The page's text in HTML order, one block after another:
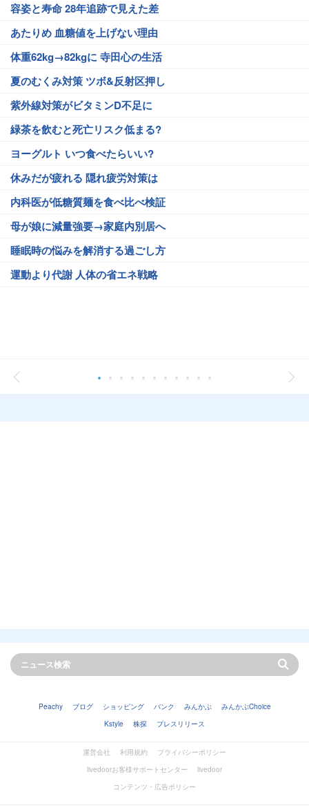
容姿と寿命 28年追跡で見えた差
あたりめ 血糖値を上げない理由
体重62kg→82kgに 寺田心の生活
夏のむくみ対策 ツボ&反射区押し
紫外線対策がビタミンD不足に
緑茶を飲むと死亡リスク低まる?
ヨーグルト いつ食べたらいい?
休みだが疲れる 隠れ疲労対策は
内科医が低糖質麺を食べ比べ検証
母が娘に減量強要→家庭内別居へ
睡眠時の悩みを解消する過ごし方
運動より代謝 人体の省エネ戦略
Peachy ブログ ショッピング バンク みんかぶ
みんかぶChoice
Kstyle
株探 プレスリリース
運営会社 利用規約
プライバシーポリシー
livedoorお客様サポートセンター
livedoor
コンテンツ・広告ポリシー